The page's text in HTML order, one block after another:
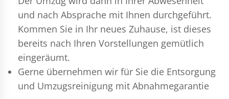
und nach Absprache mit Ihnen durchgeführt.
Kommen Sie in Ihr neues Zuhause, ist dieses
bereits nach Ihren Vorstellungen gemütlich
eingeräumt.
Gerne übernehmen wir für Sie die Entsorgung
und Umzugsreinigung mit Abnahmegarantie